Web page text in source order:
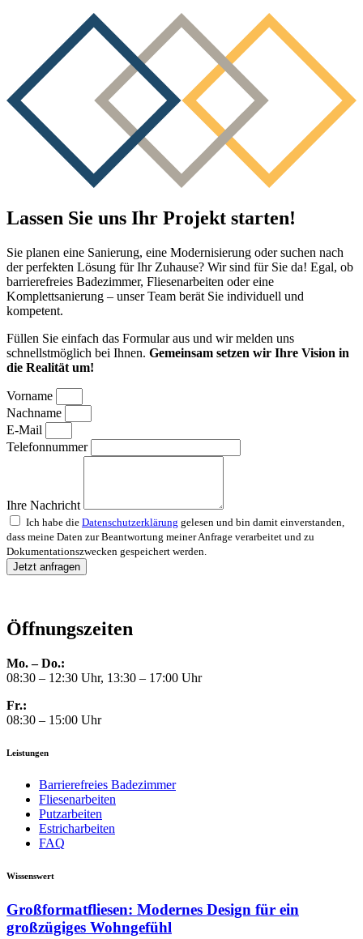
Lassen Sie uns Ihr Projekt starten!
Sie planen eine Sanierung, eine Modernisierung oder suchen nach
der perfekten Lösung für Ihr Zuhause? Wir sind für Sie da! Egal, ob
barrierefreies Badezimmer, Fliesenarbeiten oder eine
Komplettsanierung – unser Team berät Sie individuell und
kompetent.
Füllen Sie einfach das Formular aus und wir melden uns
schnellstmöglich bei Ihnen. Gemeinsam setzen wir Ihre Vision in
die Realität um!
Vorname
Nachname
E-Mail
Telefonnummer
Ihre Nachricht
Ich habe die Datenschutzerklärung gelesen und bin damit einverstanden,
dass meine Daten zur Beantwortung meiner Anfrage verarbeitet und zu
Dokumentationszwecken gespeichert werden.
Jetzt anfragen
Öffnungszeiten
Mo. – Do.:
08:30 – 12:30 Uhr, 13:30 – 17:00 Uhr
Fr.:
08:30 – 15:00 Uhr
Leistungen
Barrierefreies Badezimmer
Fliesenarbeiten
Putzarbeiten
Estricharbeiten
FAQ
Wissenswert
Großformatfliesen: Modernes Design für ein
großzügiges Wohngefühl